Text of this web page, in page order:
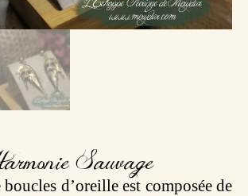
Sauvage
d’oreille est composée de